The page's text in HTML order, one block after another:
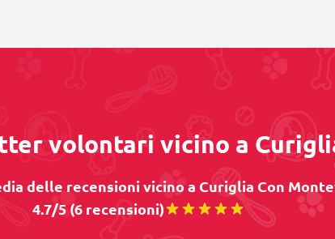
volontari vicino a
delle recensioni vicino a Curiglia Con
4.7/5 (6 recensioni)